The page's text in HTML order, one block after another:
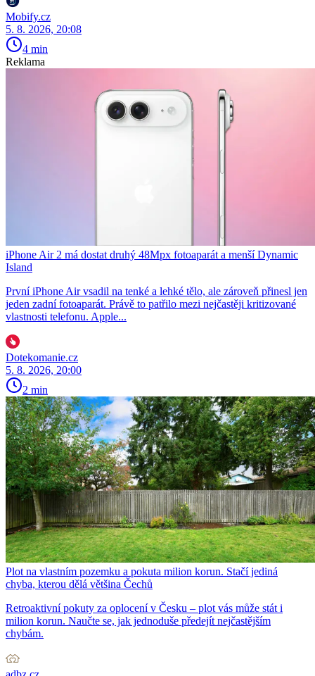
Mobify.cz
5. 8. 2026, 20:08
4 min
Reklama
iPhone Air 2 má dostat druhý 48Mpx fotoaparát a menší Dynamic
Island
První iPhone Air vsadil na tenké a lehké tělo, ale zároveň přinesl jen
jeden zadní fotoaparát. Právě to patřilo mezi nejčastěji kritizované
vlastnosti telefonu. Apple...
Dotekomanie.cz
5. 8. 2026, 20:00
2 min
Plot na vlastním pozemku a pokuta milion korun. Stačí jediná
chyba, kterou dělá většina Čechů
Retroaktivní pokuty za oplocení v Česku – plot vás může stát i
milion korun. Naučte se, jak jednoduše předejít nejčastějším
chybám.